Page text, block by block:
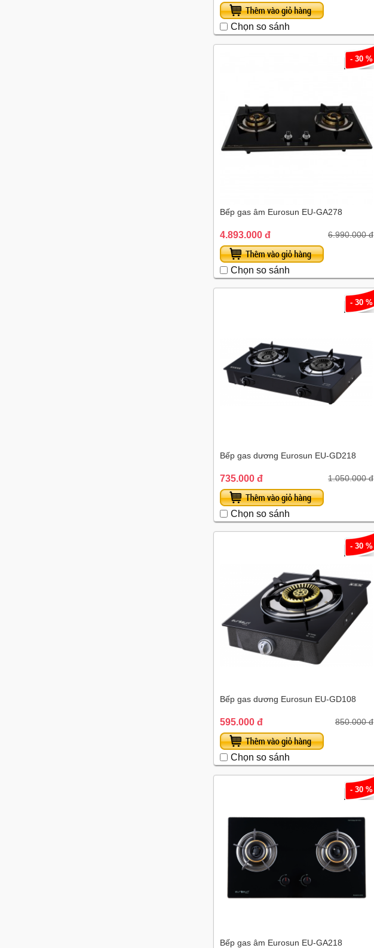
Chọn so sánh
- 30 %
Bếp gas âm Eurosun EU-GA278
4.893.000 đ 6.990.000 đ
Chọn so sánh
- 30 %
Bếp gas dương Eurosun EU-GD218
735.000 đ 1.050.000 đ
Chọn so sánh
- 30 %
Bếp gas dương Eurosun EU-GD108
595.000 đ 850.000 đ
Chọn so sánh
- 30 %
Bếp gas âm Eurosun EU-GA218